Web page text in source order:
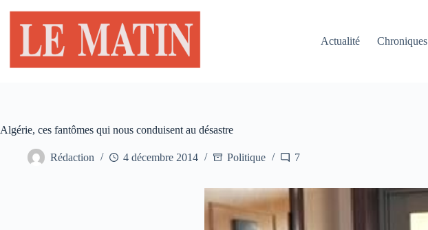
contenu
Actualité
Chroniques
Algérie, ces fantômes qui nous conduisent au désastre
Rédaction 4 décembre 2014 Politique 7